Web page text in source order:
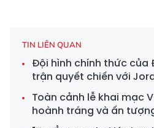
TIN LIÊN QUAN
Đội hình chính thức của
trận quyết chiến với
Toàn cảnh lễ khai mạc
hoành tráng và ấn